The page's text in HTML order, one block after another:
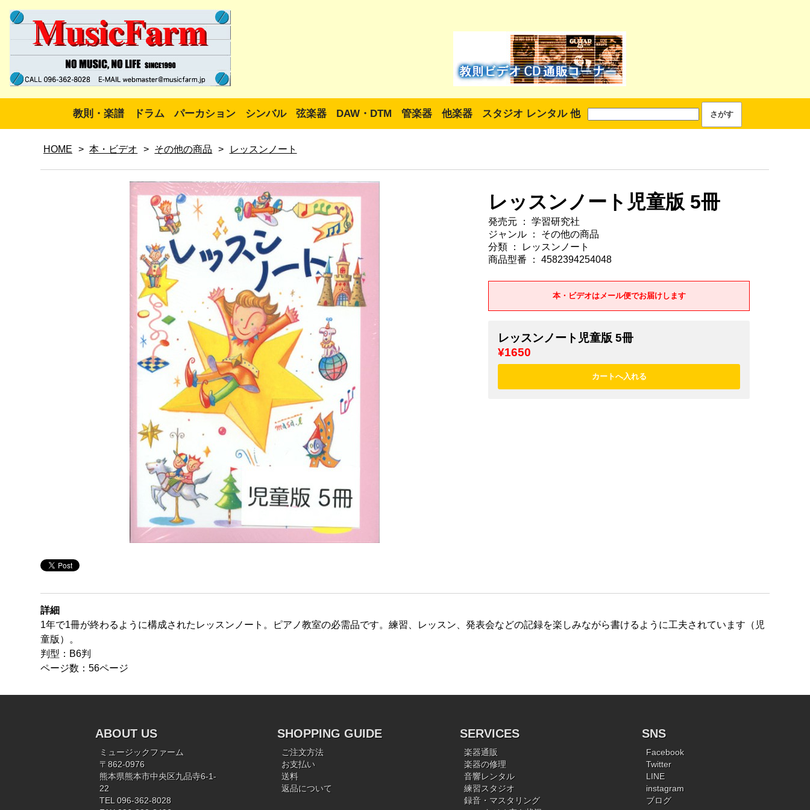
教則・楽譜 ドラム パーカション シンバル 弦楽器 DAW・DTM 管楽器 他楽器 スタジオ レンタル 他
HOME > 本・ビデオ > その他の商品 > レッスンノート
レッスンノート児童版 5冊
発売元 ： 学習研究社
ジャンル ： その他の商品
分類 ： レッスンノート
商品型番 ： 4582394254048
本・ビデオはメール便でお届けします
レッスンノート児童版 5冊
¥1650
詳細
1年で1冊が終わるように構成されたレッスンノート。ピアノ教室の必需品です。練習、レッスン、発表会などの記録を楽しみながら書けるように工夫されています（児
童版）。
判型：B6判
ページ数：56ページ
ABOUT US
ミュージックファーム
〒862-0976
熊本県熊本市中央区九品寺6-1-
22
TEL 096-362-8028
SHOPPING GUIDE
ご注文方法
お支払い
送料
返品について
SERVICES
楽器通販
楽器の修理
音響レンタル
練習スタジオ
録音・マスタリング
SNS
Facebook
Twitter
LINE
instagram
ブログ